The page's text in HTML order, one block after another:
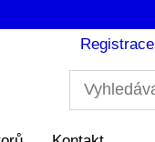
Registrace